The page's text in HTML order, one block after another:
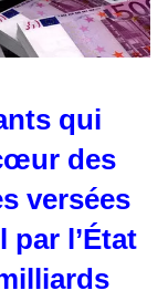
qui
des
versées
par l’État